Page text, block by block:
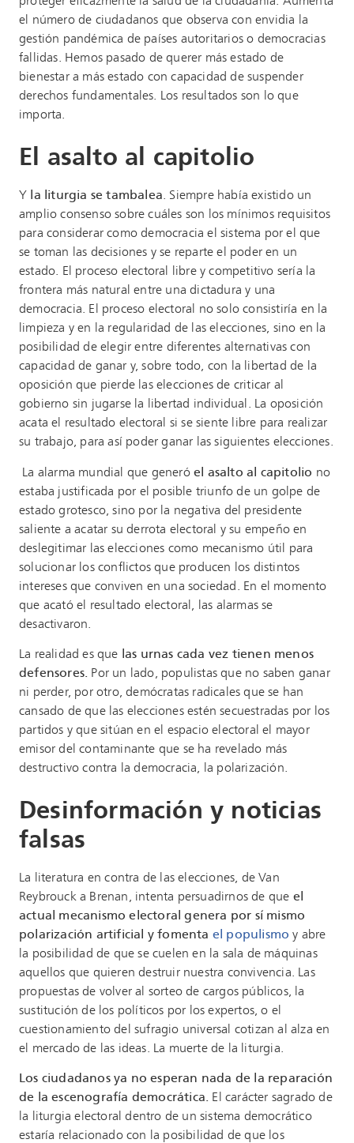
el número de ciudadanos que observa con envidia la
gestión pandémica de países autoritarios o democracias
fallidas. Hemos pasado de querer más estado de
bienestar a más estado con capacidad de suspender
derechos fundamentales. Los resultados son lo que
importa.
El asalto al capitolio
Y la liturgia se tambalea. Siempre había existido un
amplio consenso sobre cuáles son los mínimos requisitos
para considerar como democracia el sistema por el que
se toman las decisiones y se reparte el poder en un
estado. El proceso electoral libre y competitivo sería la
frontera más natural entre una dictadura y una
democracia. El proceso electoral no solo consistiría en la
limpieza y en la regularidad de las elecciones, sino en la
posibilidad de elegir entre diferentes alternativas con
capacidad de ganar y, sobre todo, con la libertad de la
oposición que pierde las elecciones de criticar al
gobierno sin jugarse la libertad individual. La oposición
acata el resultado electoral si se siente libre para realizar
su trabajo, para así poder ganar las siguientes elecciones.
La alarma mundial que generó el asalto al capitolio no
estaba justificada por el posible triunfo de un golpe de
estado grotesco, sino por la negativa del presidente
saliente a acatar su derrota electoral y su empeño en
deslegitimar las elecciones como mecanismo útil para
solucionar los conflictos que producen los distintos
intereses que conviven en una sociedad. En el momento
que acató el resultado electoral, las alarmas se
desactivaron.
La realidad es que las urnas cada vez tienen menos
defensores.
Por un lado, populistas que no saben ganar
ni perder, por otro, demócratas radicales que se han
cansado de que las elecciones estén secuestradas por los
partidos y que sitúan en el espacio electoral el mayor
emisor del contaminante que se ha revelado más
destructivo contra la democracia, la polarización.
Desinformación y noticias
falsas
La literatura en contra de las elecciones, de Van
Reybrouck a Brenan, intenta persuadirnos de que el
actual mecanismo electoral genera por sí mismo
polarización artificial y fomenta el populismo y abre
la posibilidad de que se cuelen en la sala de máquinas
aquellos que quieren destruir nuestra convivencia. Las
propuestas de volver al sorteo de cargos públicos, la
sustitución de los políticos por los expertos, o el
cuestionamiento del sufragio universal cotizan al alza en
el mercado de las ideas. La muerte de la liturgia.
Los ciudadanos ya no esperan nada de la reparación
de la escenografía democrática. El carácter sagrado de
la liturgia electoral dentro de un sistema democrático
estaría relacionado con la posibilidad de que los